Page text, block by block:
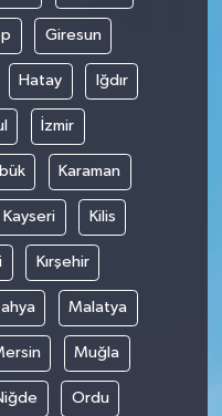
Giresun
Hatay Iğdır
İzmir
Karaman
Kayseri Kilis
Kırşehir
Malatya
Muğla
Ordu